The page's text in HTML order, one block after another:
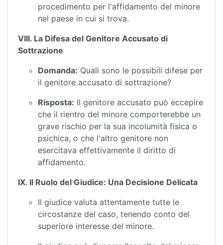
procedimento per l'affidamento del minore
nel paese in cui si trova.
VIII. La Difesa del Genitore Accusato di
Sottrazione
Domanda: Quali sono le possibili difese per
il genitore accusato di sottrazione?
Risposta: Il genitore accusato può eccepire
che il rientro del minore comporterebbe un
grave rischio per la sua incolumità fisica o
psichica, o che l'altro genitore non
esercitava effettivamente il diritto di
affidamento.
IX. Il Ruolo del Giudice: Una Decisione Delicata
Il giudice valuta attentamente tutte le
circostanze del caso, tenendo conto del
superiore interesse del minore.